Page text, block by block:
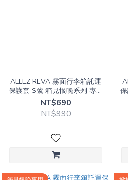
ALLEZ REVA 霧面行李箱託運
保護套 S號 箱見恨晚系列 專用
箱套
NT$690
NT$990